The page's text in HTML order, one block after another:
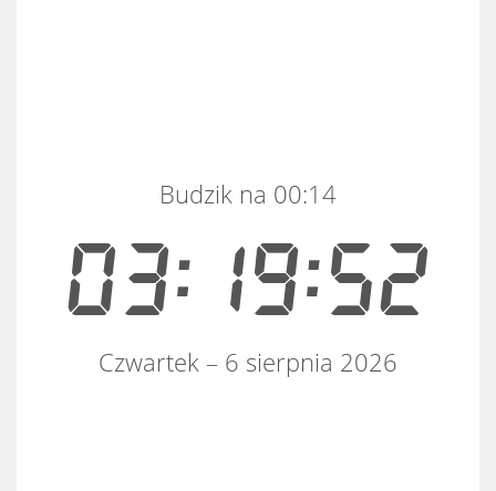
03:19:52
Budzik na 00:14
Czwartek – 6 sierpnia 2026